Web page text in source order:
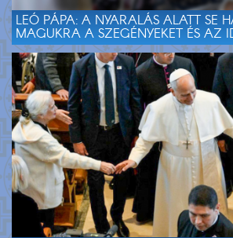
LEÓ PÁPA: A NYARALÁS ALATT SE
MAGUKRA A SZEGÉNYEKET ÉS AZ